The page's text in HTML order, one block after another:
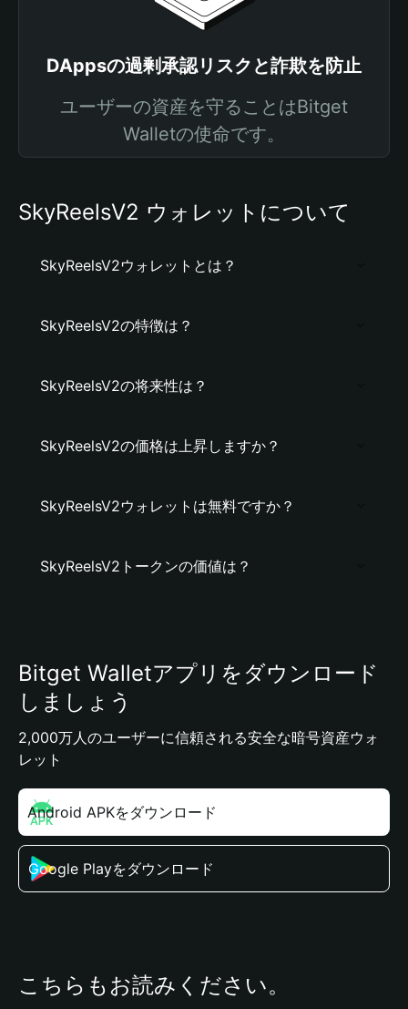
DAppsの過剰承認リスクと詐欺を防止
ユーザーの資産を守ることはBitget
Walletの使命です。
SkyReelsV2 ウォレットについて
SkyReelsV2ウォレットとは？
SkyReelsV2の特徴は？
SkyReelsV2の将来性は？
SkyReelsV2の価格は上昇しますか？
SkyReelsV2ウォレットは無料ですか？
SkyReelsV2トークンの価値は？
Bitget Walletアプリをダウンロード
しましょう
2,000万人のユーザーに信頼される安全な暗号資産ウォ
レット
Android APKをダウンロード
Google Playをダウンロード
こちらもお読みください。